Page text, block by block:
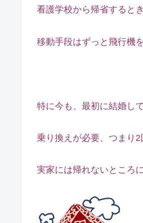
看護学校から帰省すると
移動手段はずっと飛行機
特に今も、最初に結婚し
乗り換えが必要、つまり
実家には帰れないところ